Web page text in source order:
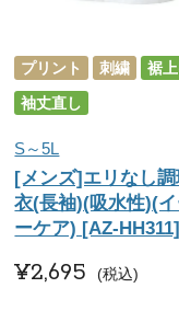
プリント 刺繍
裾
袖丈直し
S～5L
[メンズ]エリなし調
衣(長袖)(吸水性)(
ーケア) [AZ-HH311]
¥2,695 税込